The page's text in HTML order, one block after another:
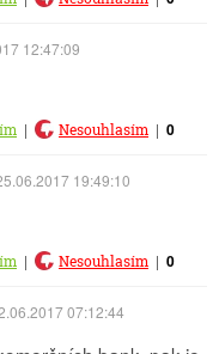
12:47:09
| Nesouhlasím | 0
19:49:10
| Nesouhlasím | 0
07:12:44